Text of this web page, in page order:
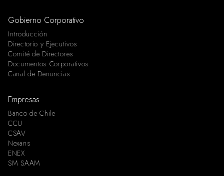
Gobierno Corporativo
Introducción
Directorio y Ejecutivos
Comité de Directores
Documentos Corporativos
Canal de Denuncias
Empresas
Banco de Chile
CCU
CSAV
Nexans
ENEX
SM SAAM